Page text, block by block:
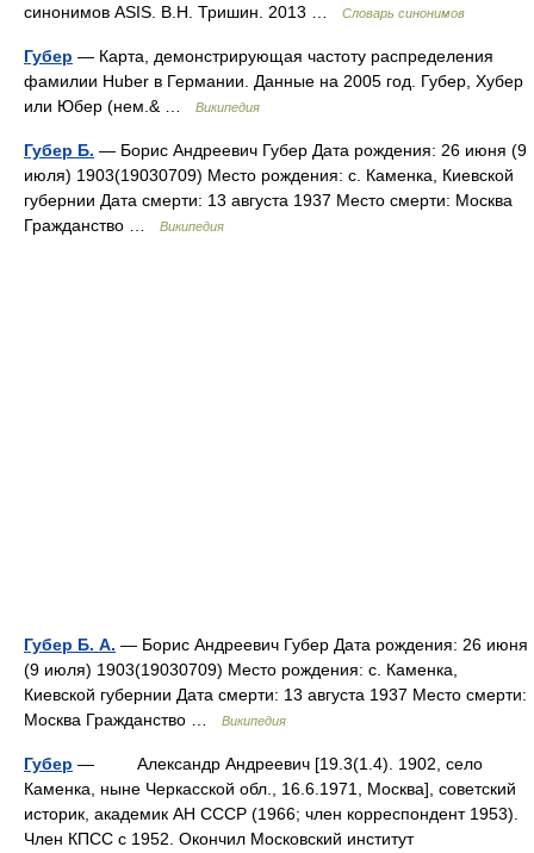
синонимов ASIS. В.Н. Тришин. 2013 …
Словарь синонимов
Губер — Карта, демонстрирующая частоту распределения
фамилии Huber в Германии. Данные на 2005 год. Губер, Хубер
или Юбер (нем.& …
Википедия
Губер Б. — Борис Андреевич Губер Дата рождения: 26 июня (9
июля) 1903(19030709) Место рождения: с. Каменка, Киевской
губернии Дата смерти: 13 августа 1937 Место смерти: Москва
Гражданство …
Википедия
Губер Б. А. — Борис Андреевич Губер Дата рождения: 26 июня
(9 июля) 1903(19030709) Место рождения: с. Каменка,
Киевской губернии Дата смерти: 13 августа 1937 Место смерти:
Москва Гражданство …
Википедия
Губер — Александр Андреевич [19.3(1.4). 1902, село
Каменка, ныне Черкасской обл., 16.6.1971, Москва], советский
историк, академик АН СССР (1966; член корреспондент 1953).
Член КПСС с 1952. Окончил Московский институт